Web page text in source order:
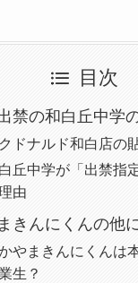
目次
禁の和白丘中学
ドナルド和白店の
丘中学が「出禁指
由
きんにくんの他
やまきんにくんは
生？